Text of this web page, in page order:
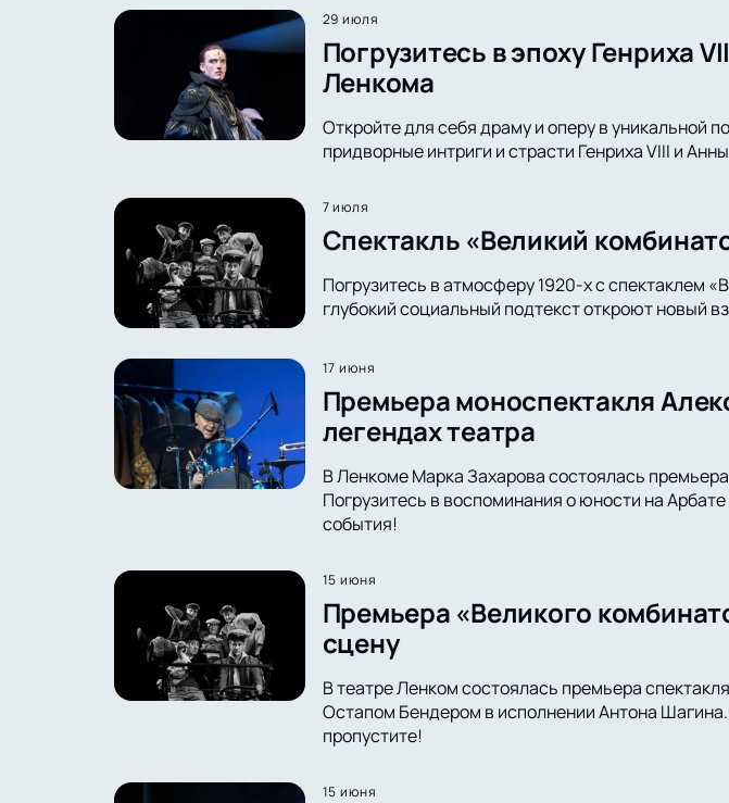
29 июля
Погрузитесь в эпоху Генриха
Ленкома
Откройте для себя драму и оперу в уникальной
придворные интриги и страсти Генриха VIII и
7 июля
Спектакль «Великий
Погрузитесь в атмосферу 1920-х с спектаклем
глубокий социальный подтекст откроют новый
17 июня
Премьера моноспектакля
легендах театра
В Ленкоме Марка Захарова состоялась
Погрузитесь в воспоминания о юности на
события!
15 июня
Премьера «Великого
сцену
В театре Ленком состоялась премьера
Остапом Бендером в исполнении Антона
пропустите!
15 июня